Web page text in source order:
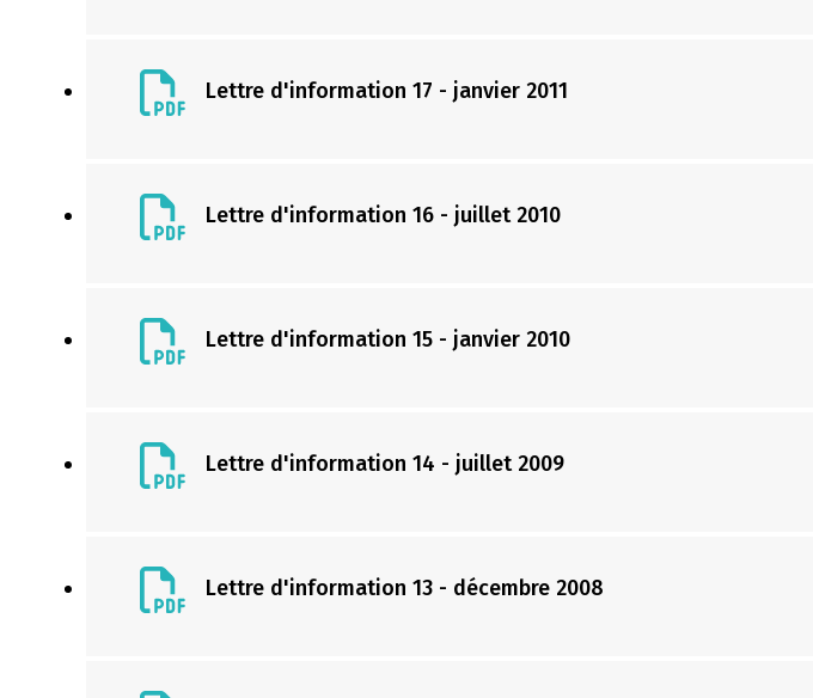
Lettre d'information 17 - janvier 2011
Lettre d'information 16 - juillet 2010
Lettre d'information 15 - janvier 2010
Lettre d'information 14 - juillet 2009
Lettre d'information 13 - décembre 2008